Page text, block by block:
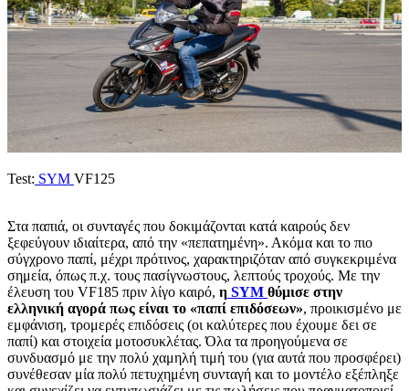
Test: SYM VF125
Στα παπιά, οι συνταγές που δοκιμάζονται κατά καιρούς δεν
ξεφεύγουν ιδιαίτερα, από την «πεπατημένη». Ακόμα και το πιο
σύγχρονο παπί, μέχρι πρότινος, χαρακτηριζόταν από συγκεκριμένα
σημεία, όπως π.χ. τους πασίγνωστους, λεπτούς τροχούς. Με την
έλευση του VF185 πριν λίγο καιρό, η SYM θύμισε στην
ελληνική αγορά πως είναι το «παπί επιδόσεων», προικισμένο με
εμφάνιση, τρομερές επιδόσεις (οι καλύτερες που έχουμε δει σε
παπί) και στοιχεία μοτοσυκλέτας. Όλα τα προηγούμενα σε
συνδυασμό με την πολύ χαμηλή τιμή του (για αυτά που προσφέρει)
συνέθεσαν μία πολύ πετυχημένη συνταγή και το μοντέλο εξέπληξε